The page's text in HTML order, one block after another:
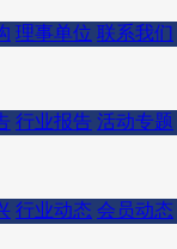
理事单位 联系我们
行业报告 活动专题
行业动态 会员动态